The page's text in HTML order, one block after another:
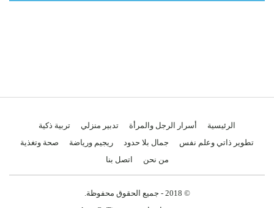
الرئيسية أسرار الرجل والمرأة تدبير منزلي
تربية ذكية
تطوير ذاتي وعلم نفس
جمال بلا حدود ريجيم ورياضة
صحة وتغذية
من نحن
اتصل بنا
© 2018 - جميع الحقوق محفوظة.